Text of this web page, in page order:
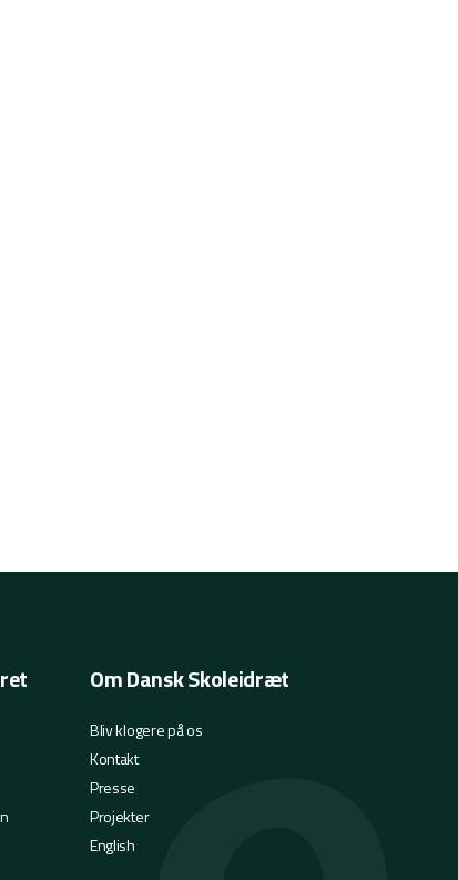
Om Dansk Skoleidræt
Bliv klogere på os
Kontakt
Presse
Projekter
English